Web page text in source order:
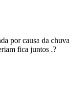
por causa da
fica juntos .?